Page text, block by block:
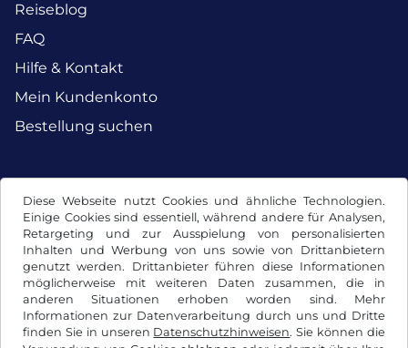
Diese Webseite nutzt Cookies und ähnliche Technologien.
Einige Cookies sind essentiell, während andere für Analysen,
Retargeting und zur Ausspielung von personalisierten
Inhalten und Werbung von uns sowie von Drittanbietern
genutzt werden. Drittanbieter führen diese Informationen
möglicherweise mit weiteren Daten zusammen, die in
anderen Situationen erhoben worden sind. Mehr
Informationen zur Datenverarbeitung durch uns und Dritte
finden Sie in unseren Datenschutzhinweisen. Sie können die
Reiseblog
FAQ
Hilfe & Kontakt
Mein Kundenkonto
Bestellung suchen
Facebook Instagram